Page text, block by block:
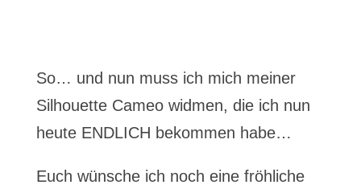
So… und nun muss ich mich meiner
Silhouette Cameo widmen, die ich nun
heute ENDLICH bekommen habe…
Euch wünsche ich noch eine fröhliche